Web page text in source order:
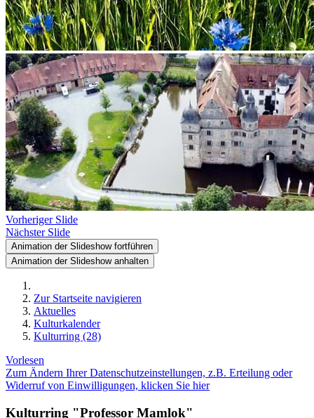
Vorheriger Slide
Nächster Slide
Animation der Slideshow fortführen
Animation der Slideshow anhalten
Zur Startseite navigieren
Aktuelles
Kulturkalender
Kulturring (28)
Vorlesen
Zum Ändern Ihrer Datenschutzeinstellungen, z.B. Erteilung oder
Widerruf von Einwilligungen, klicken Sie hier
Kulturring "Professor Mamlok"